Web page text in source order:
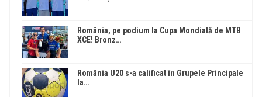
România, pe podium la Cupa Mondială de MTB
XCE! Bronz…
România U20 s-a calificat în Grupele Principale
la…